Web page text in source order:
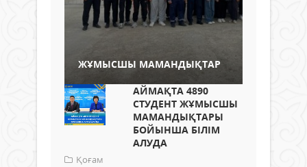
ЖҰМЫСШЫ МАМАНДЫҚТАР
АЙМАҚТА 4890
СТУДЕНТ ЖҰМЫСШЫ
МАМАНДЫҚТАРЫ
БОЙЫНША БІЛІМ
АЛУДА
Қоғам